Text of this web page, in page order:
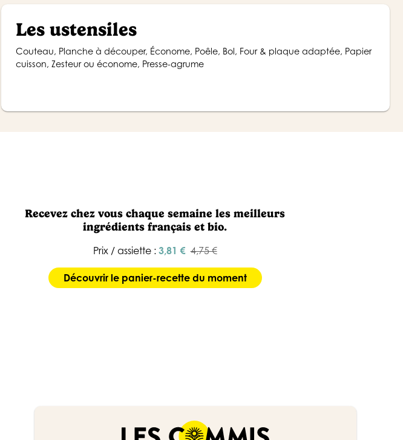
Les ustensiles
Couteau, Planche à découper, Économe, Poêle, Bol, Four & plaque adaptée, Papier
cuisson, Zesteur ou économe, Presse-agrume
Recevez chez vous chaque semaine les meilleurs
ingrédients français et bio.
Prix / assiette : 3,81 € 4,75 €
Découvrir le panier-recette du moment